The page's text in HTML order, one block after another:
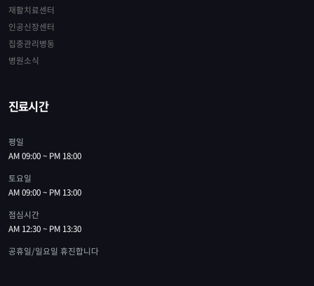
재활치료센터
인공신장센터
집중관리병동
병원소식
진료시간
평일
AM 09:00 ~ PM 18:00
토요일
AM 09:00 ~ PM 13:00
점심시간
AM 12:30 ~ PM 13:30
공휴일/일요일 휴진합니다